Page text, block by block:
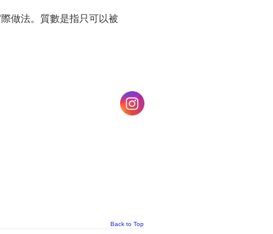
做法。質數是指只可以被
Back to Top